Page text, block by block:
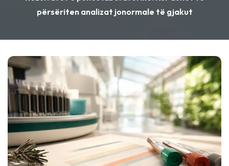
përsëriten analizat jonormale të gjakut